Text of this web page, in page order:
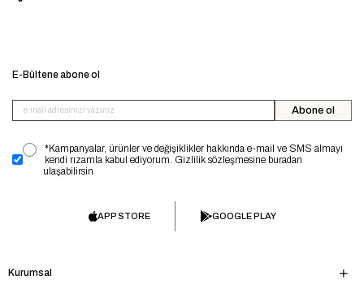
E-Bültene abone ol
Abone ol
*Kampanyalar, ürünler ve değişiklikler hakkında e-mail ve SMS almayı
kendi rızamla kabul ediyorum. Gizlilik sözleşmesine buradan
ulaşabilirsin
APP STORE GOOGLE PLAY
Kurumsal